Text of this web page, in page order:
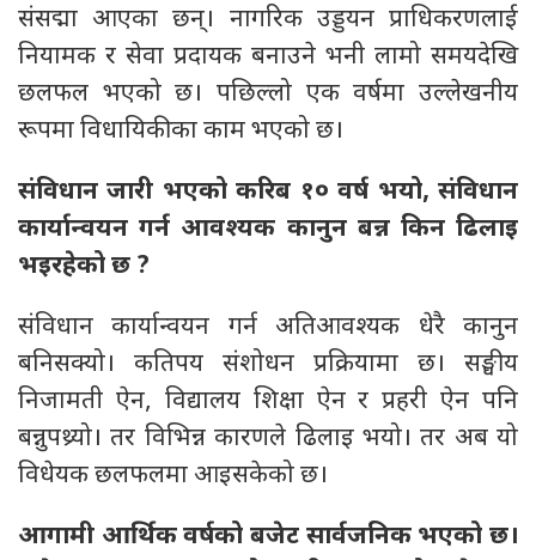
संसद्मा आएका छन्। नागरिक उड्डयन प्राधिकरणलाई
नियामक र सेवा प्रदायक बनाउने भनी लामो समयदेखि
छलफल भएको छ। पछिल्लो एक वर्षमा उल्लेखनीय
रूपमा विधायिकीका काम भएको छ।
संविधान जारी भएको करिब १० वर्ष भयो, संविधान
कार्यान्वयन गर्न आवश्यक कानुन बन्न किन ढिलाइ
भइरहेको छ ?
संविधान कार्यान्वयन गर्न अतिआवश्यक धेरै कानुन
बनिसक्यो। कतिपय संशोधन प्रक्रियामा छ। सङ्घीय
निजामती ऐन, विद्यालय शिक्षा ऐन र प्रहरी ऐन पनि
बन्नुपथ्र्यो। तर विभिन्न कारणले ढिलाइ भयो। तर अब यो
विधेयक छलफलमा आइसकेको छ।
आगामी आर्थिक वर्षको बजेट सार्वजनिक भएको छ।